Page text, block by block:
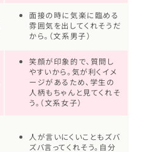
面接の時に気楽に臨める
雰囲気を出してくれそうだ
から。（文系男子）
笑顔が印象的で、質問し
やすいから。気が利くイメ
ージがあるため、学生の
人柄もちゃんと見てくれそ
う。（文系女子）
人が言いにくいこともズバ
ズバ言ってくれそう。自分